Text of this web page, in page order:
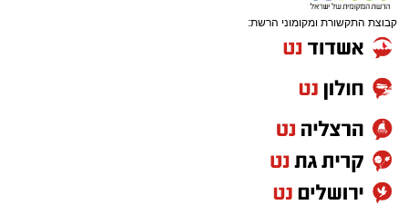
קבוצת התקשורת ומקומוני הרשת: